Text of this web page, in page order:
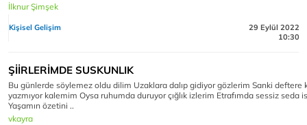
İlknur Şimşek
Kişisel Gelişim
29 Eylül 2022
10:30
ŞİİRLERİMDE SUSKUNLIK
Bu günlerde söylemez oldu dilim Uzaklara dalıp gidiyor gözlerim Sanki deftere
yazmıyor kalemim Oysa ruhumda duruyor çığlık izlerim Etrafımda sessiz seda
Yaşamın özetini ..
vkayra